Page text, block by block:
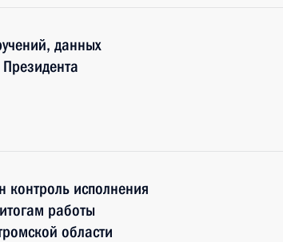
данных
контроль исполнения
работы
области